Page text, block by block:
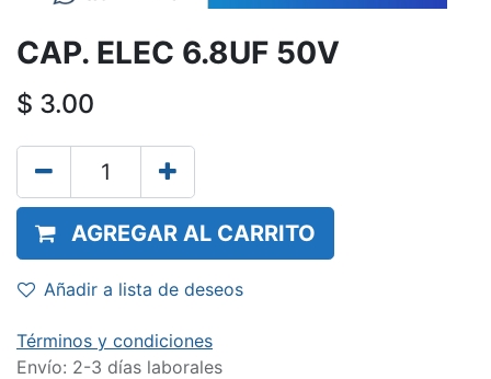
CAP. ELEC 6.8UF 50V
$ 3.00
AGREGAR AL CARRITO
Añadir a lista de deseos
Términos y condiciones
Envío: 2-3 días laborales